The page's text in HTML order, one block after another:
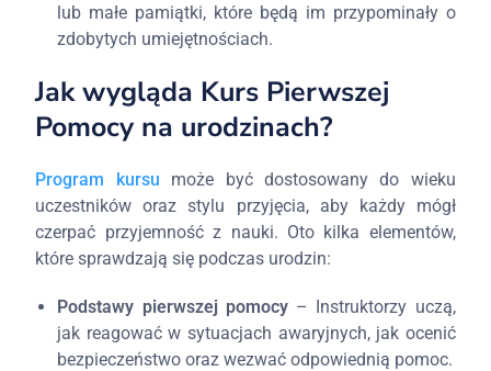
lub małe pamiątki, które będą im przypominały o
zdobytych umiejętnościach.
Jak wygląda Kurs Pierwszej
Pomocy na urodzinach?
Program kursu może być dostosowany do wieku
uczestników oraz stylu przyjęcia, aby każdy mógł
czerpać przyjemność z nauki. Oto kilka elementów,
które sprawdzają się podczas urodzin:
Podstawy pierwszej pomocy– Instruktorzy uczą,
jak reagować w sytuacjach awaryjnych, jak ocenić
bezpieczeństwo oraz wezwać odpowiednią pomoc.